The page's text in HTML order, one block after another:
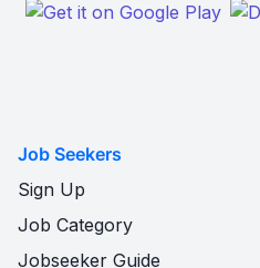
Job Seekers
Sign Up
Job Category
Jobseeker Guide